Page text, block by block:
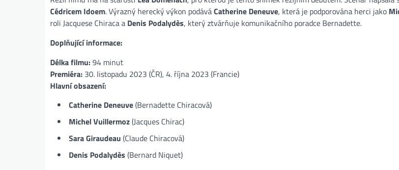
Cédricem Idoem. Výrazný herecký výkon podáváCatherine Deneuve, která je podporována herci jako
roli Jacquese Chiraca a Denis Podalydès, který ztvárňuje komunikačního poradce Bernadette​.
Doplňující informace:
Délka filmu:94 minut
Premiéra: 30. listopadu 2023 (ČR), 4. října 2023 (Francie)
Hlavní obsazení:
Catherine Deneuve(Bernadette Chiracová)
Michel Vuillermoz(Jacques Chirac)
Sara Giraudeau (Claude Chiracová)
Denis Podalydès (Bernard Niquet)